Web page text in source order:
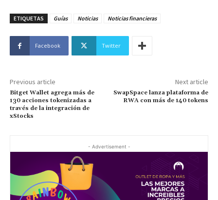
ETIQUETAS Guías Noticias Noticias financieras
Facebook Twitter
Previous article
Bitget Wallet agrega más de
130 acciones tokenizadas a
través de la integración de
xStocks
Next article
SwapSpace lanza plataforma de
RWA con más de 140 tokens
- Advertisement -